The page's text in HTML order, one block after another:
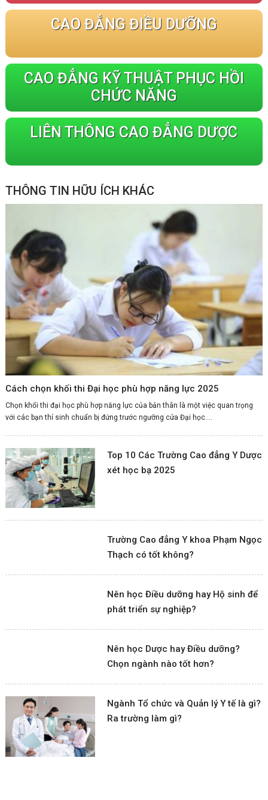
CAO ĐẲNG ĐIỀU DƯỠNG
CAO ĐẲNG KỸ THUẬT PHỤC HỒI
CHỨC NĂNG
LIÊN THÔNG CAO ĐẲNG DƯỢC
THÔNG TIN HỮU ÍCH KHÁC
Cách chọn khối thi Đại học phù hợp năng lực 2025
Chọn khối thi đại học phù hợp năng lực của bản thân là một việc quan trọng
với các bạn thí sinh chuẩn bị đứng trước ngưỡng cửa Đại học....
Top 10 Các Trường Cao đẳng Y Dược
xét học bạ 2025
Trường Cao đẳng Y khoa Phạm Ngọc
Thạch có tốt không?
Nên học Điều dưỡng hay Hộ sinh để
phát triển sự nghiệp?
Nên học Dược hay Điều dưỡng?
Chọn ngành nào tốt hơn?
Ngành Tổ chức và Quản lý Y tế là gì?
Ra trường làm gì?